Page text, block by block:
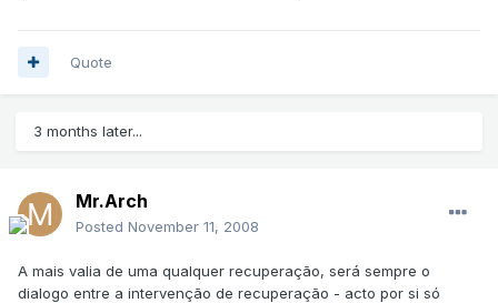
Quote
3 months later...
Mr.Arch
Posted November 11, 2008
A mais valia de uma qualquer recuperação, será sempre o
dialogo entre a intervenção de recuperação - acto por si só